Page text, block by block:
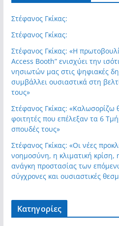
Στέφανος Γκίκας:
Στέφανος Γκίκας:
Στέφανος Γκίκας: «Η
Access Booth” ενισχύει την
νησιωτών μας στις ψηφιακές
συμβάλλει ουσιαστικά στη
τους»
Στέφανος Γκίκας: «Καλωσορίζω
φοιτητές που επέλεξαν τα 6
σπουδές τους»
Στέφανος Γκίκας: «Οι νέες
νοημοσύνη, η κλιματική κρίση,
ανάγκη προστασίας των
σύγχρονες και ουσιαστικές
Kατηγορίες